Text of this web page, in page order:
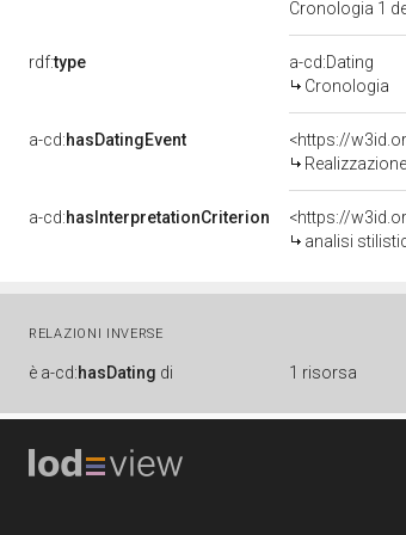
Cronologia 1
rdf:type
a-cd:Dating
Cronologia
a-cd:hasDatingEvent
<https://
a-cd:hasInterpretationCriterion
<https://
analisi
RELAZIONI INVERSE
è a-cd:hasDating di 1 risorsa